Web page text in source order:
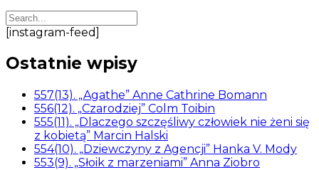
[instagram-feed]
Ostatnie wpisy
557(13). „Agathe” Anne Cathrine Bomann
556(12). „Czarodziej” Colm Toibin
555(11). „Dlaczego szczęśliwy człowiek nie żeni się
z kobietą” Marcin Halski
554(10). „Dziewczyny z Agencji” Hanka V. Mody
553(9). „Słoik z marzeniami” Anna Ziobro